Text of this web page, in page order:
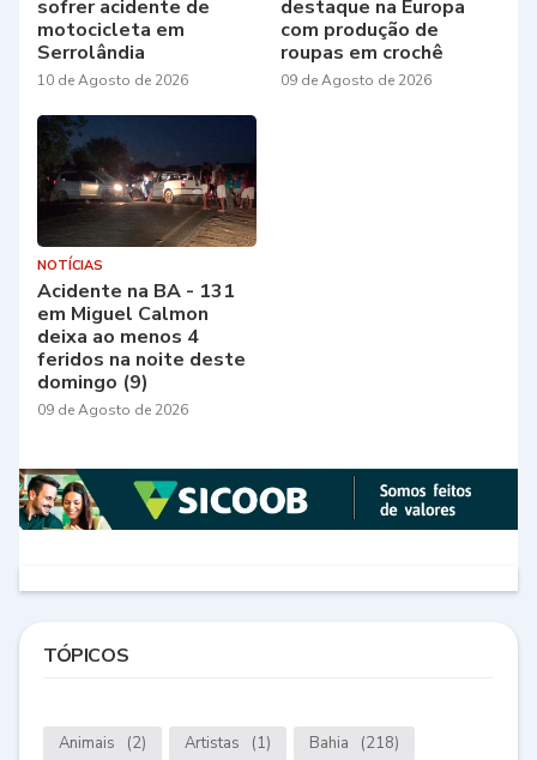
sofrer acidente de
motocicleta em
Serrolândia
10 de Agosto de 2026
destaque na Europa
com produção de
roupas em crochê
09 de Agosto de 2026
NOTÍCIAS
Acidente na BA - 131
em Miguel Calmon
deixa ao menos 4
feridos na noite deste
domingo (9)
09 de Agosto de 2026
TÓPICOS
Animais (2) Artistas (1) Bahia (218)